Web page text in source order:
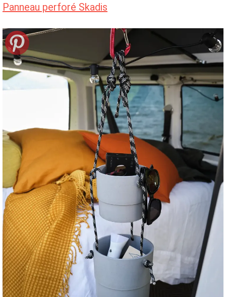
Panneau perforé Skadis